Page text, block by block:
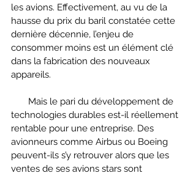
les avions. Effectivement, au vu de la
hausse du prix du baril constatée cette
dernière décennie, l’enjeu de
consommer moins est un élément clé
dans la fabrication des nouveaux
appareils.
Mais le pari du développement de
technologies durables est-il réellement
rentable pour une entreprise. Des
avionneurs comme Airbus ou Boeing
peuvent-ils s’y retrouver alors que les
ventes de ses avions stars sont